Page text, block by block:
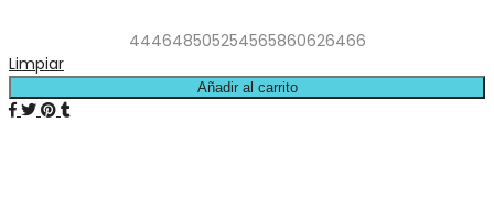
444648505254565860626466
Limpiar
Añadir al carrito